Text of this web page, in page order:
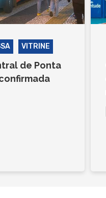
VITRINE
de Ponta